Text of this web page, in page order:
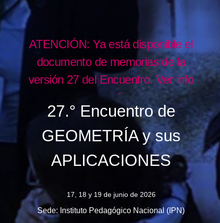
ATENCIÓN: Ya está disponible el
documento de memorias de la
versión 27 del Encuentro. Ver info
aquí.
27.° Encuentro de
GEOMETRÍA y sus
APLICACIONES
17, 18 y 19 de junio de 2026
Sede: Instituto Pedagógico Nacional (IPN)